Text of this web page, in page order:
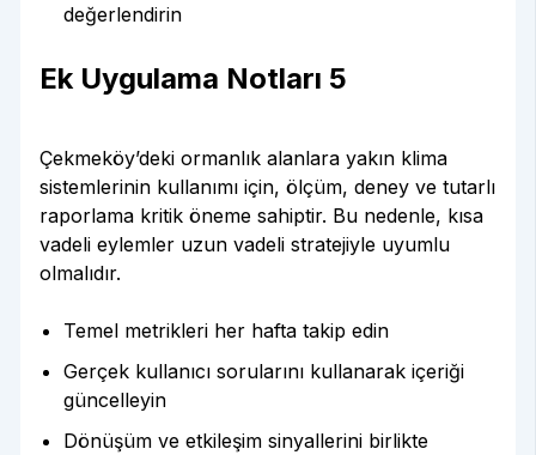
değerlendirin
Ek Uygulama Notları 5
Çekmeköy’deki ormanlık alanlara yakın klima
sistemlerinin kullanımı için, ölçüm, deney ve tutarlı
raporlama kritik öneme sahiptir. Bu nedenle, kısa
vadeli eylemler uzun vadeli stratejiyle uyumlu
olmalıdır.
Temel metrikleri her hafta takip edin
Gerçek kullanıcı sorularını kullanarak içeriği
güncelleyin
Dönüşüm ve etkileşim sinyallerini birlikte